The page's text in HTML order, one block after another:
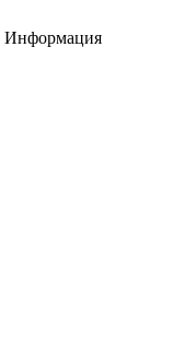
Информация